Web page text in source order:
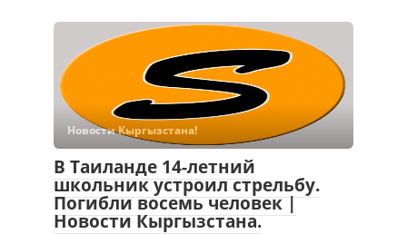
Новости Кыргызстана!
В Таиланде 14-летний
школьник устроил стрельбу.
Погибли восемь человек |
Новости Кыргызстана.